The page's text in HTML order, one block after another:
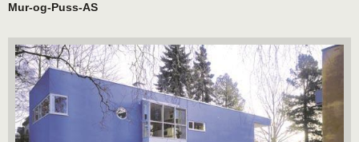
Mur-og-Puss-AS